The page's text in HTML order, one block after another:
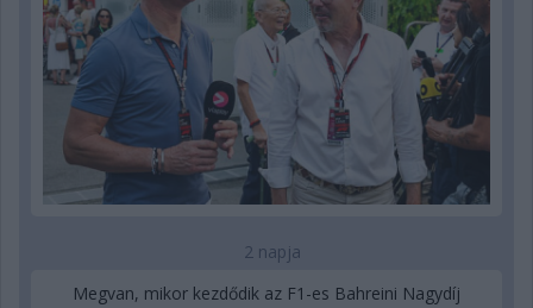
2 napja
Megvan, mikor kezdődik az F1-es Bahreini Nagydíj